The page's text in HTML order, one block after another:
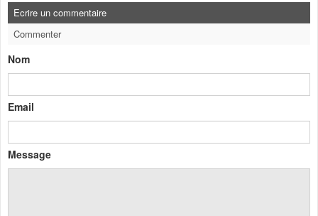
Ecrire un commentaire
Commenter
Nom
Email
Message